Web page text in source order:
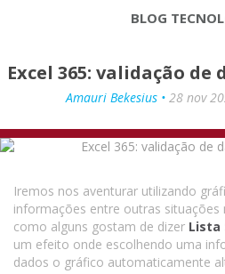
BLOG
Excel 365: validação de
Amauri Bekesius • 28 nov
Iremos nos aventurar utilizando
informações entre outras situações
como alguns gostam de dizer Lista
um efeito onde escolhendo uma
dados o gráfico automaticamente